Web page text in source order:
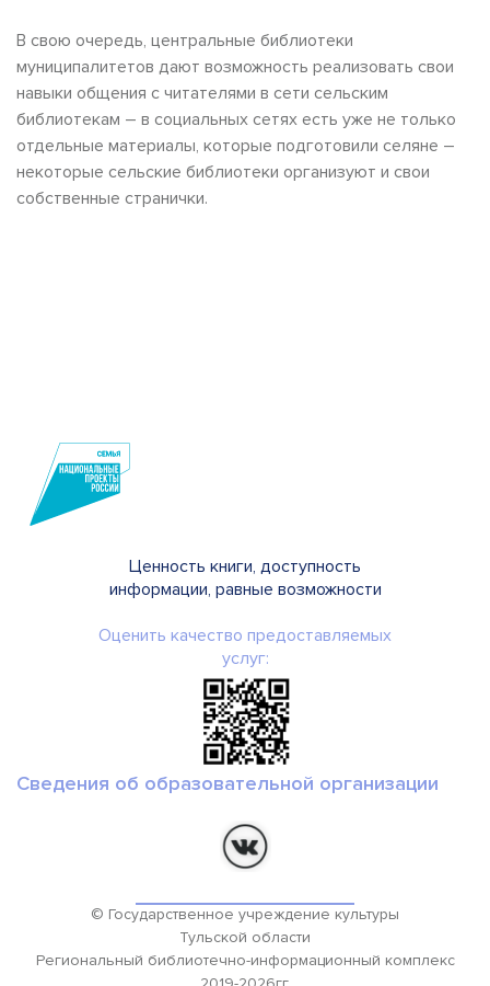
В свою очередь, центральные библиотеки
муниципалитетов дают возможность реализовать свои
навыки общения с читателями в сети сельским
библиотекам – в социальных сетях есть уже не только
отдельные материалы, которые подготовили селяне –
некоторые сельские библиотеки организуют и свои
собственные странички.
Ценность книги, доступность
информации, равные возможности
Оценить качество предоставляемых
услуг:
Сведения об образовательной организации
© Государственное учреждение культуры
Тульской области
Региональный библиотечно-информационный комплекс